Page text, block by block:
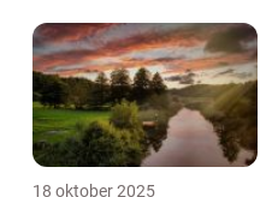
18 oktober 2025